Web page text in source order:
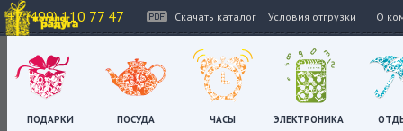
+7 (499) 110 77 47 Скачать каталог Условия отгрузки О
ПОДАРКИ ПОСУДА ЧАСЫ ЭЛЕКТРОНИКА